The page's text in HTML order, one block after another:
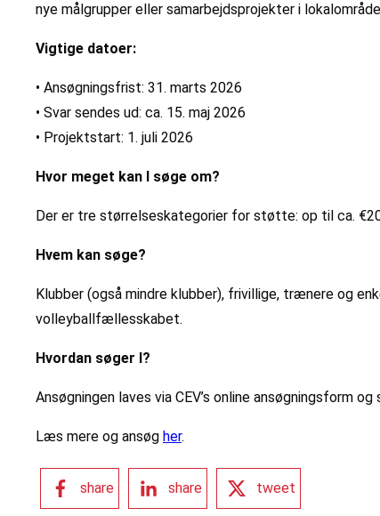
nye målgrupper eller samarbejdsprojekter i
Vigtige datoer:
• Ansøgningsfrist: 31. marts 2026
• Svar sendes ud: ca. 15. maj 2026
• Projektstart: 1. juli 2026
Hvor meget kan I søge om?
Der er tre størrelseskategorier for støtte: op til ca.
Hvem kan søge?
Klubber (også mindre klubber), frivillige, trænere og
volleyballfællesskabet.
Hvordan søger I?
Ansøgningen laves via CEV’s online ansøgningsform
Læs mere og ansøg her.
share share tweet